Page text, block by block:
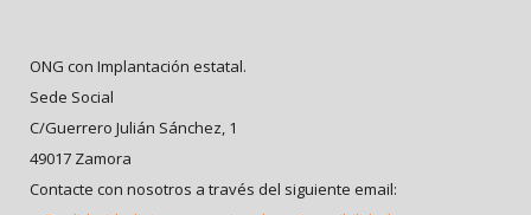
ONG con Implantación estatal.
Sede Social
C/Guerrero Julián Sánchez, 1
49017 Zamora
Contacte con nosotros a través del siguiente email: